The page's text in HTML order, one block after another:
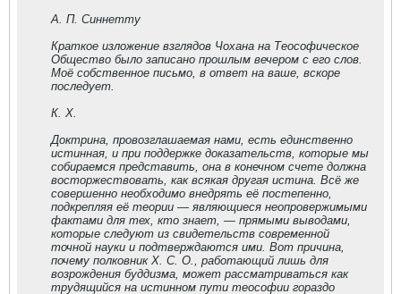
А. П. Синнетту
Краткое изложение взглядов Чохана на Теософическое
Общество было записано прошлым вечером с его слов.
Моё собственное письмо, в ответ на ваше, вскоре
последует.
К. Х.
Доктрина, провозглашаемая нами, есть единственно
истинная, и при поддержке доказательств, которые мы
собираемся представить, она в конечном счете должна
восторжествовать, как всякая другая истина. Всё же
совершенно необходимо внедрять её постепенно,
подкрепляя её теории — являющиеся неопровержимыми
фактами для тех, кто знает, — прямыми выводами,
которые следуют из свидетельств современной
точной науки и подтверждаются ими. Вот причина,
почему полковник Х. С. О., работающий лишь для
возрождения буддизма, может рассматриваться как
трудящийся на истинном пути теософии гораздо